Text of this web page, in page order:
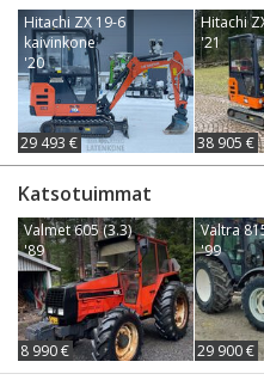
Hitachi ZX 19-6
kaivinkone
'20
29 493 €
Hitachi
'21
38 905 €
Katsotuimmat
Valmet 605 (3.3)
'89
8 990 €
Valtra
'99
29 900 €